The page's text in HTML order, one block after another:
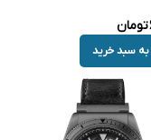
تومان
سبد خرید